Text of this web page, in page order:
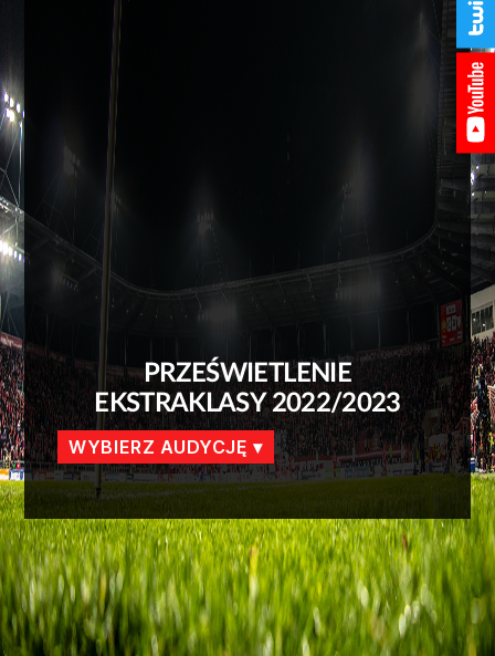
PRZEŚWIETLENIE
EKSTRAKLASY 2022/2023
WYBIERZ AUDYCJĘ